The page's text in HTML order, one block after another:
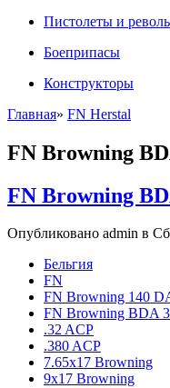
Пистолеты и
Боеприпасы
Конструкторы
Главная» FN Herstal
FN Browning
FN Browning
Опубликовано admin в
Бельгия
FN
FN Browning 140
FN Browning BDA
.32 ACP
.380 ACP
7.65x17 Browning
9x17 Browning